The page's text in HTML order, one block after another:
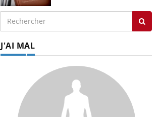
J'AI MAL